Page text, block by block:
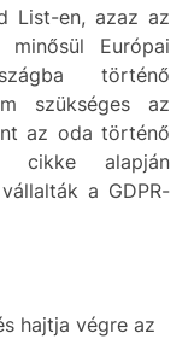
List-en, azaz az
Európai
történő
szükséges az
az oda történő
cikke alapján
a GDPR-
hajtja végre az